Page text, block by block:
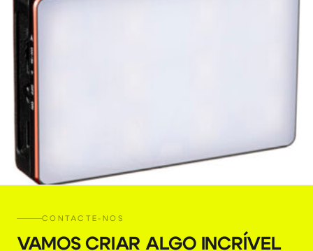
CONTACTE-NOS
VAMOS CRIAR ALGO INCRÍVEL